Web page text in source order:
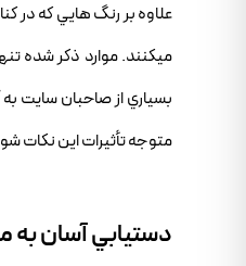
علاوه بر رنگ هايي که در
ميکنند. موارد ذکر شده
بسياري از صاحبان سايت
متوجه تأثيرات اين نکات
دستيابي آسان